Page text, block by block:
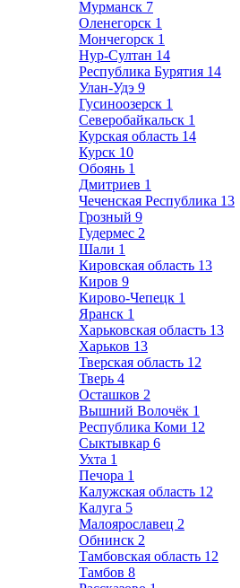
Мурманск 7
Оленегорск 1
Мончегорск 1
Нур-Султан 14
Республика Бурятия 14
Улан-Удэ 9
Гусиноозерск 1
Северобайкальск 1
Курская область 14
Курск 10
Обоянь 1
Дмитриев 1
Чеченская Республика 13
Грозный 9
Гудермес 2
Шали 1
Кировская область 13
Киров 9
Кирово-Чепецк 1
Яранск 1
Харьковская область 13
Харьков 13
Тверская область 12
Тверь 4
Осташков 2
Вышний Волочёк 1
Республика Коми 12
Сыктывкар 6
Ухта 1
Печора 1
Калужская область 12
Калуга 5
Малоярославец 2
Обнинск 2
Тамбовская область 12
Тамбов 8